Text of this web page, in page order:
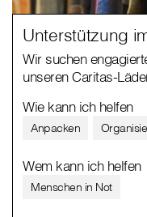
Unterstützung
Wir suchen
unseren Caritas-
Wie kann ich helfen
Anpacken
Wem kann ich helfen
Menschen in Not